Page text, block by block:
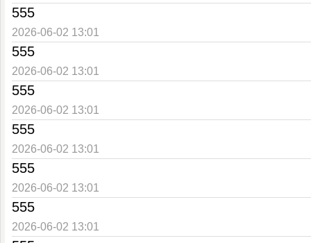
555
2026-06-02 13:01
555
2026-06-02 13:01
555
2026-06-02 13:01
555
2026-06-02 13:01
555
2026-06-02 13:01
555
2026-06-02 13:01